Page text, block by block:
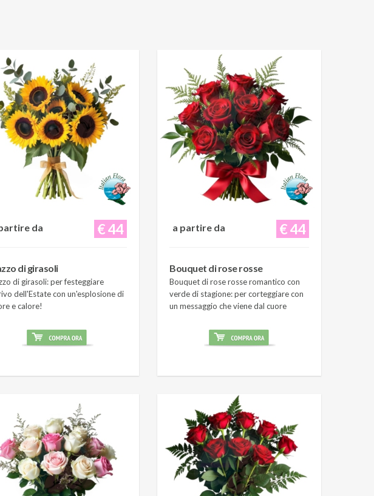
€ 44
da
di girasoli
di girasoli: per festeggiare
dell'Estate con un'esplosione di
e calore!
€ 44
a partire da
Bouquet di rose rosse
Bouquet di rose rosse romantico con
verde di stagione: per corteggiare con
un messaggio che viene dal cuore